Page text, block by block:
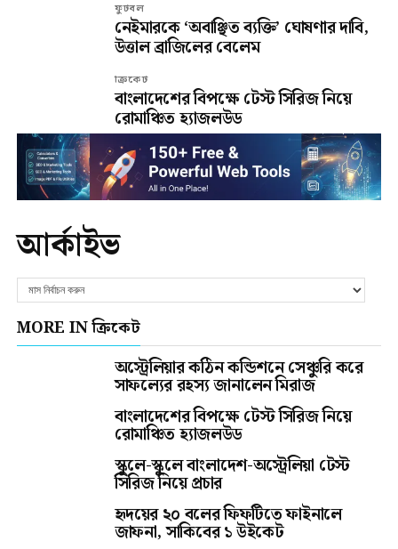
ফুটবল
নেইমারকে ‘অবাঞ্ছিত ব্যক্তি’ ঘোষণার দাবি,
উত্তাল ব্রাজিলের বেলেম
ক্রিকেট
বাংলাদেশের বিপক্ষে টেস্ট সিরিজ নিয়ে
রোমাঞ্চিত হ্যাজলউড
আর্কাইভ
MORE IN ক্রিকেট
অস্ট্রেলিয়ার কঠিন কন্ডিশনে সেঞ্চুরি করে
সাফল্যের রহস্য জানালেন মিরাজ
বাংলাদেশের বিপক্ষে টেস্ট সিরিজ নিয়ে
রোমাঞ্চিত হ্যাজলউড
স্কুলে-স্কুলে বাংলাদেশ-অস্ট্রেলিয়া টেস্ট
সিরিজ নিয়ে প্রচার
হৃদয়ের ২০ বলের ফিফটিতে ফাইনালে
জাফনা, সাকিবের ১ উইকেট